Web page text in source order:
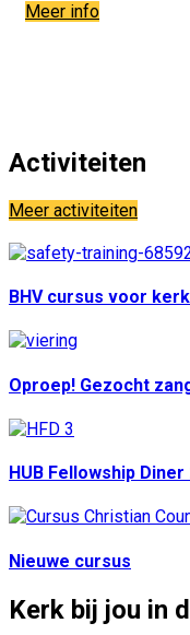
Meer info
Activiteiten
Meer activiteiten
BHV cursus voor
Oproep! Gezocht
HUB Fellowship
Nieuwe cursus
Kerk bij jou in